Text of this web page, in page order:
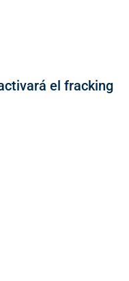
el fracking